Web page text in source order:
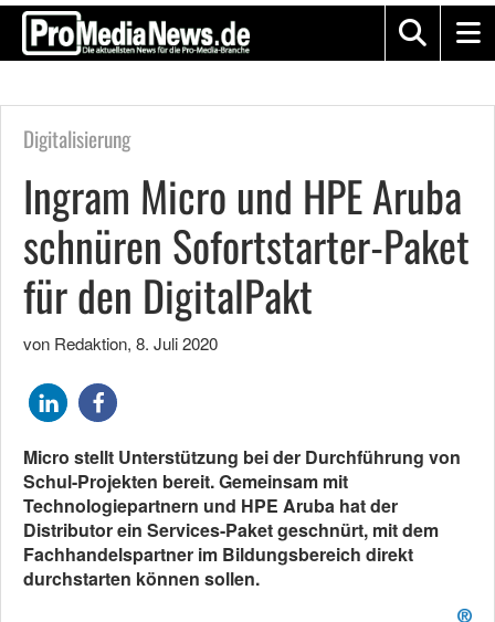
Digitalisierung
Ingram Micro und HPE Aruba
schnüren Sofortstarter-Paket
für den DigitalPakt
von Redaktion, 8. Juli 2020
Micro stellt Unterstützung bei der Durchführung von
Schul-Projekten bereit. Gemeinsam mit
Technologiepartnern und HPE Aruba hat der
Distributor ein Services-Paket geschnürt, mit dem
Fachhandelspartner im Bildungsbereich direkt
durchstarten können sollen.